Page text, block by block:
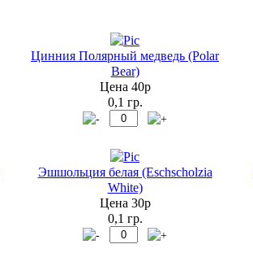
Цинния Полярный медведь (Polar
Bear)
Цена 40р
0,1 гр.
Эшшольция белая (Eschscholzia
White)
Цена 30р
0,1 гр.